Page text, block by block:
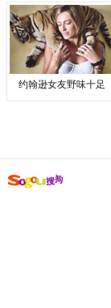
约翰逊女友野味十足